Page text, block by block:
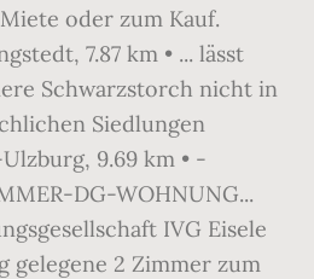
oder zum Kauf.
7.87 km • ... lässt
Schwarzstorch nicht in
Siedlungen
9.69 km • -
DG-WOHNUNG...
IVG Eisele
gelegene 2 Zimmer zum